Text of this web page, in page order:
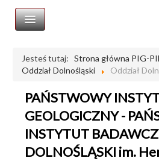
Dyrekcja
Historia oddziału
Kontakt i lokalizacja
Centralne Archiwum Geologiczne
Biblioteka Geologiczna
Jesteś tutaj: Strona główna PIG-
Oddział Dolnośląski
Oddział
PAŃSTWOWY
GEOLOGICZNY -
INSTYTUT
DOLNOŚLĄSKI im.